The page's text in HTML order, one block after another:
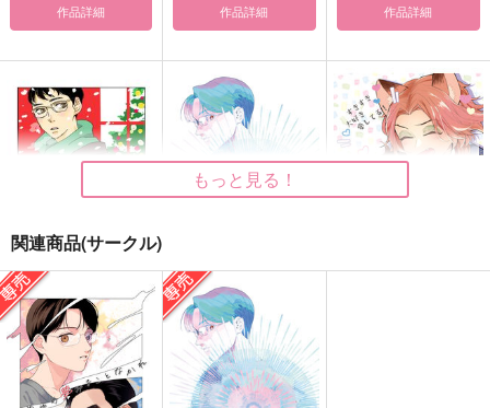
作品詳細 作品詳細 作品詳細
This is for you！
GURI
755円（税込）
目高優一×二階堂明
ウチュウ
jouet
1,257円（税込）
成田狂児×岡聡実
もっと見る！
関連商品(サークル)